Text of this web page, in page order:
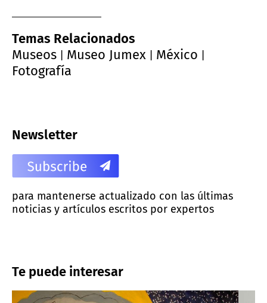
Temas Relacionados
Museos
Museo Jumex México
Fotografía
Newsletter
para mantenerse actualizado con las últimas
noticias y artículos escritos por expertos
Te puede interesar